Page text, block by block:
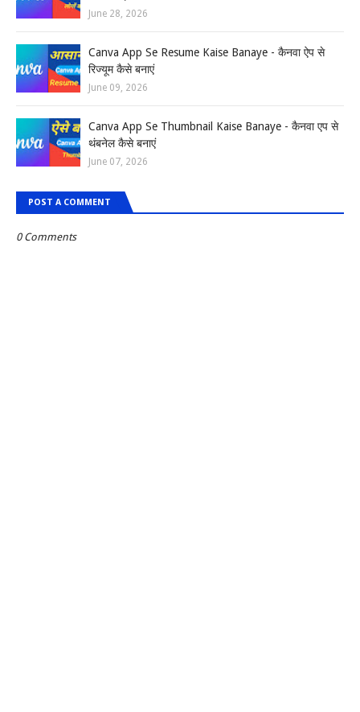
June 28, 2026
Canva App Se Resume Kaise Banaye - कैनवा ऐप से
रिज्यूम कैसे बनाएं
June 09, 2026
Canva App Se Thumbnail Kaise Banaye - कैनवा एप से
थंबनेल कैसे बनाएं
June 07, 2026
POST A COMMENT
0 Comments